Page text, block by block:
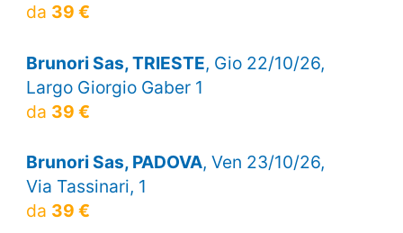
da 39 €
Brunori Sas, TRIESTE, Gio 22/10/26,
Largo Giorgio Gaber 1
da 39 €
Brunori Sas, PADOVA, Ven 23/10/26,
Via Tassinari, 1
da 39 €